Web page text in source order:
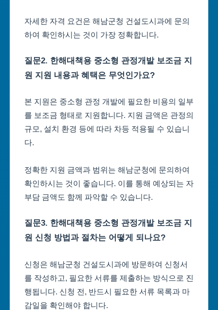
자세한 자격 요건은 해남군청 건설도시과에 문의
하여 확인하시는 것이 가장 정확합니다.
질문2. 한해대책용 중소형 관정개발 보조금 지
원 지원 내용과 혜택은 무엇인가요?
본 지원은 중소형 관정 개발에 필요한 비용의 일부
를 보조금 형태로 지원합니다. 지원 금액은 관정의
규모, 설치 환경 등에 따라 차등 적용될 수 있습니
다.
정확한 지원 금액과 범위는 해남군청에 문의하여
확인하시는 것이 좋습니다. 이를 통해 예상되는 자
부담 금액도 함께 파악할 수 있습니다.
질문3. 한해대책용 중소형 관정개발 보조금 지
원 신청 방법과 절차는 어떻게 되나요?
신청은 해남군청 건설도시과에 방문하여 신청서
를 작성하고, 필요한 서류를 제출하는 방식으로 진
행됩니다. 신청 전, 반드시 필요한 서류 목록과 마
감일을 확인해야 합니다.